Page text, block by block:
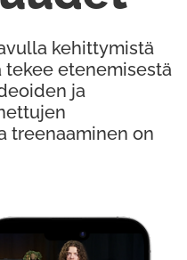
kehittymistä
tekee etenemisestä
ja
treenaaminen on